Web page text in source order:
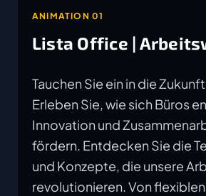
ANIMATION 01
Lista Office |
Tauchen Sie ein in die
Erleben Sie, wie sich Büros
Innovation und
fördern. Entdecken Sie die
und Konzepte, die unsere
revolutionieren. Von